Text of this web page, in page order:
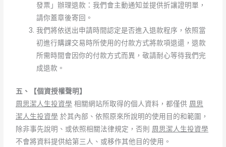
發票」辦理退款：我們會主動通知並提供折讓證明單，
請你蓋章後寄回。
我們將依送出申請時間認定是否進入退款程序，依照當
初進行購課交易時所使用的付款方式將款項退還，退款
所需時間會因你的付款方式而異，敬請耐心等待我們完
成退款。
五、【個資授權聲明】
周思潔人生投資學 相關網站所取得的個人資料，都僅供 周思
潔人生投資學 於其內部、依照原來所說明的使用目的和範圍，
除非事先說明、或依照相關法律規定，否則 周思潔人生投資學
不會將資料提供給第三人、或移作其他目的使用。